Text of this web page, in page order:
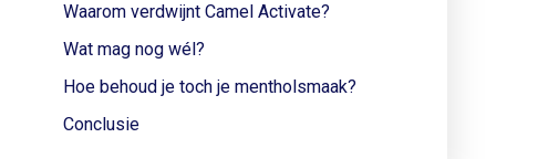
Waarom verdwijnt Camel Activate?
Wat mag nog wél?
Hoe behoud je toch je mentholsmaak?
Conclusie